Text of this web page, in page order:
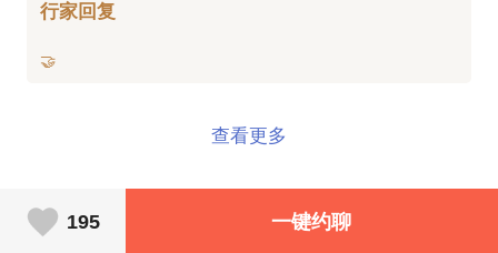
行家回复
查看更多
195 一键约聊